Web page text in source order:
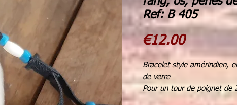
Ref: B 405
€12.00Price
Bracelet style amérindien,
de verre
Pour un tour de poignet de
Fermeture traditionelle par